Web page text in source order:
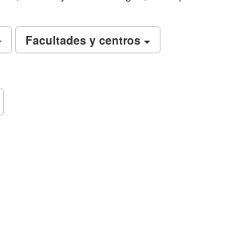
Facultades y centros